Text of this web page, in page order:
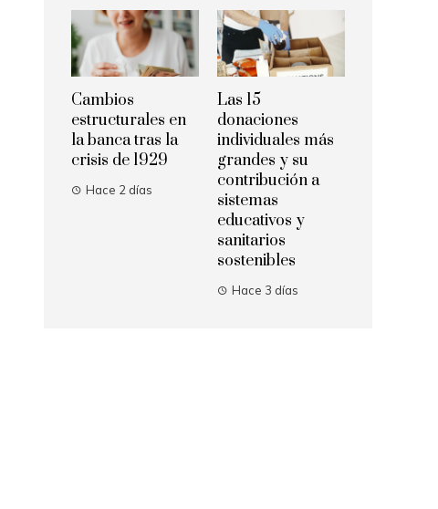
Cambios
estructurales en
la banca tras la
crisis de 1929
Hace 2 días
Las 15
donaciones
individuales más
grandes y su
contribución a
sistemas
educativos y
sanitarios
sostenibles
Hace 3 días